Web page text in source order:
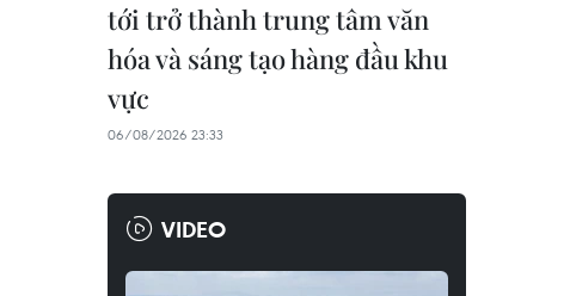
tới trở thành trung tâm văn
hóa và sáng tạo hàng đầu khu
vực
06/08/2026 23:33
VIDEO